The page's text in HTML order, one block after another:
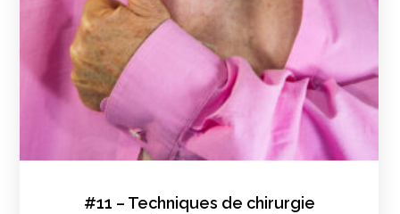
#11 – Techniques de chirurgie